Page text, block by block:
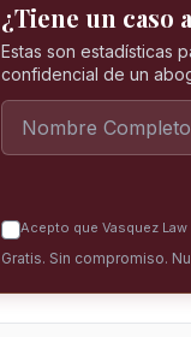
¿Tiene un caso
Estas son estadísticas
confidencial de un
Acepto que Vasquez
Gratis. Sin compromiso.